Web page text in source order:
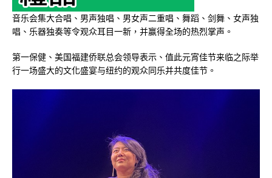
音乐会集大合唱、男声独唱、男女声二重唱、舞蹈、剑舞、女声独
唱、乐器独奏等令观众耳目一新，并赢得全场的热烈掌声。
第一保健、美国福建侨联总会领导表示、值此元宵佳节来临之际举
行一场盛大的文化盛宴与纽约的观众同乐并共度佳节。